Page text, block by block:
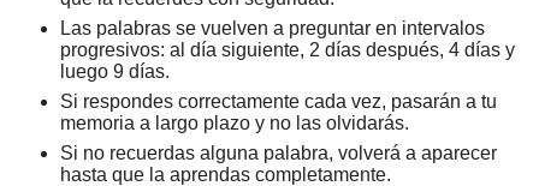
Las palabras se vuelven a preguntar en intervalos
progresivos: al día siguiente, 2 días después, 4 días y
luego 9 días.
Si respondes correctamente cada vez, pasarán a tu
memoria a largo plazo y no las olvidarás.
Si no recuerdas alguna palabra, volverá a aparecer
hasta que la aprendas completamente.